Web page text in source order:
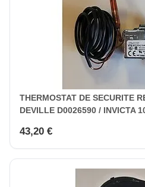
THERMOSTAT DE SECURITE
DEVILLE D0026590 / INVICTA
43,20 €